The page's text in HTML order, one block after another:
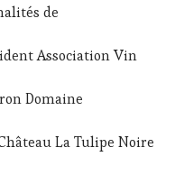
de
Association Vin
Domaine
La Tulipe Noire
« Signés et